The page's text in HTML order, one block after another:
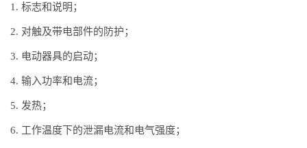
1. 标志和说明；
2. 对触及带电部件的防护；
3. 电动器具的启动；
4. 输入功率和电流；
5. 发热；
6. 工作温度下的泄漏电流和电气强度；